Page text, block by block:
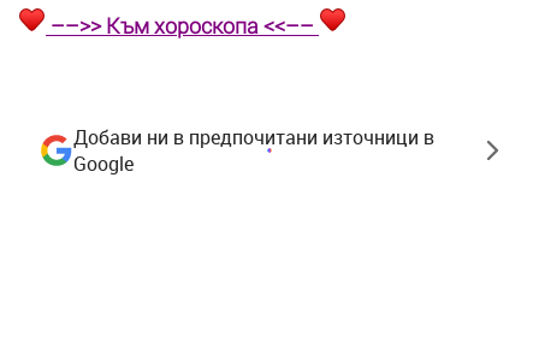
––>> Към хороскопа <<––
Добави ни в предпочитани източници в
Google